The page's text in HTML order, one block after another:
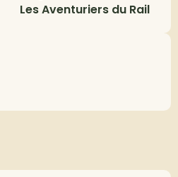
Les Aventuriers du Rail